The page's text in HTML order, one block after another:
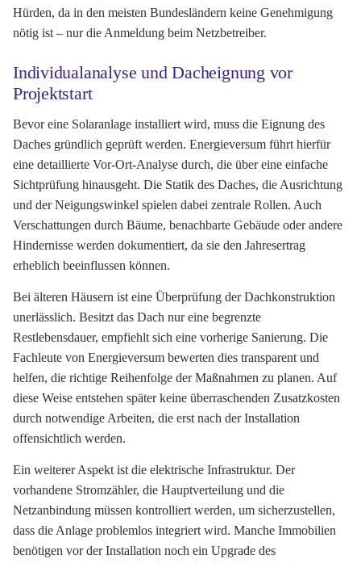
Hürden, da in den meisten Bundesländern keine Genehmigung
nötig ist – nur die Anmeldung beim Netzbetreiber.
Individualanalyse und Dacheignung vor
Projektstart
Bevor eine Solaranlage installiert wird, muss die Eignung des
Daches gründlich geprüft werden. Energieversum führt hierfür
eine detaillierte Vor-Ort-Analyse durch, die über eine einfache
Sichtprüfung hinausgeht. Die Statik des Daches, die Ausrichtung
und der Neigungswinkel spielen dabei zentrale Rollen. Auch
Verschattungen durch Bäume, benachbarte Gebäude oder andere
Hindernisse werden dokumentiert, da sie den Jahresertrag
erheblich beeinflussen können.
Bei älteren Häusern ist eine Überprüfung der Dachkonstruktion
unerlässlich. Besitzt das Dach nur eine begrenzte
Restlebensdauer, empfiehlt sich eine vorherige Sanierung. Die
Fachleute von Energieversum bewerten dies transparent und
helfen, die richtige Reihenfolge der Maßnahmen zu planen. Auf
diese Weise entstehen später keine überraschenden Zusatzkosten
durch notwendige Arbeiten, die erst nach der Installation
offensichtlich werden.
Ein weiterer Aspekt ist die elektrische Infrastruktur. Der
vorhandene Stromzähler, die Hauptverteilung und die
Netzanbindung müssen kontrolliert werden, um sicherzustellen,
dass die Anlage problemlos integriert wird. Manche Immobilien
benötigen vor der Installation noch ein Upgrade des